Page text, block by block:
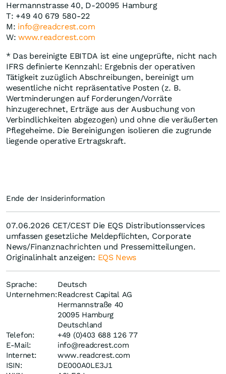
Hermannstrasse 40, D-20095 Hamburg
T: +49 40 679 580-22
M: info@readcrest.com
W:www.readcrest.com
* Das bereinigte EBITDA ist eine ungeprüfte, nicht nach
IFRS definierte Kennzahl: Ergebnis der operativen
Tätigkeit zuzüglich Abschreibungen, bereinigt um
wesentliche nicht repräsentative Posten (z. B.
Wertminderungen auf Forderungen/Vorräte
hinzugerechnet, Erträge aus der Ausbuchung von
Verbindlichkeiten abgezogen) und ohne die veräußerten
Pflegeheime. Die Bereinigungen isolieren die zugrunde
liegende operative Ertragskraft.
Ende der Insiderinformation
07.06.2026 CET/CEST Die EQS Distributionsservices
umfassen gesetzliche Meldepflichten, Corporate
News/Finanznachrichten und Pressemitteilungen.
Originalinhalt anzeigen: EQS News
Sprache:
Deutsch
Unternehmen:Readcrest Capital AG
Hermannstraße 40
20095 Hamburg
Deutschland
Telefon:
+49 (0)403 688 126 77
E-Mail:
info@readcrest.com
Internet:
www.readcrest.com
ISIN:
DE000A0LE3J1